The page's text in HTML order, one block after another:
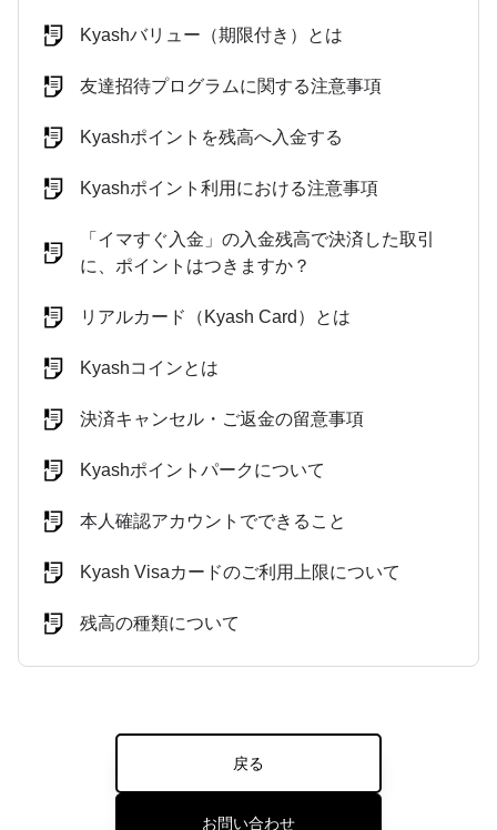
Kyashバリュー（期限付き）とは
友達招待プログラムに関する注意事項
Kyashポイントを残高へ入金する
Kyashポイント利用における注意事項
「イマすぐ入金」の入金残高で決済した取引
に、ポイントはつきますか？
リアルカード（Kyash Card）とは
Kyashコインとは
決済キャンセル・ご返金の留意事項
Kyashポイントパークについて
本人確認アカウントでできること
Kyash Visaカードのご利用上限について
残高の種類について
戻る
お問い合わせ